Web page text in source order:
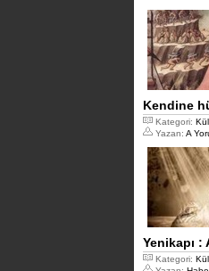
Kendine
Kategori:
Yazan: A
Yenikapı
Kategori: